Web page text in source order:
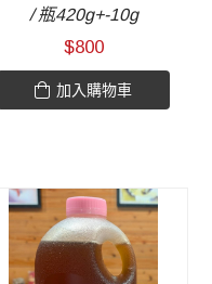
/ 瓶420g+-10g
$800
加入購物車